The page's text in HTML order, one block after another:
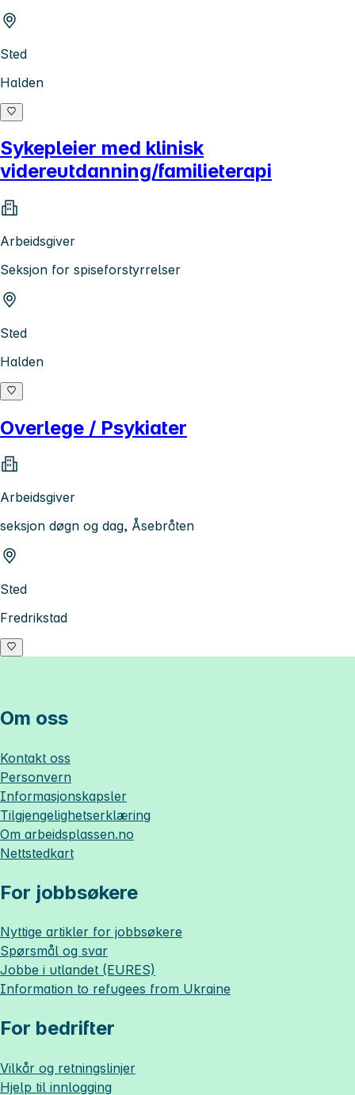
Sted
Halden
Sykepleier med klinisk
videreutdanning/familieterapi
Arbeidsgiver
Seksjon for spiseforstyrrelser
Sted
Halden
Overlege / Psykiater
Arbeidsgiver
seksjon døgn og dag, Åsebråten
Sted
Fredrikstad
Om oss
Kontakt oss
Personvern
Informasjonskapsler
Tilgjengelighetserklæring
Om arbeidsplassen.no
Nettstedkart
For jobbsøkere
Nyttige artikler for jobbsøkere
Spørsmål og svar
Jobbe i utlandet (EURES)
Information to refugees from Ukraine
For bedrifter
Vilkår og retningslinjer
Hjelp til innlogging